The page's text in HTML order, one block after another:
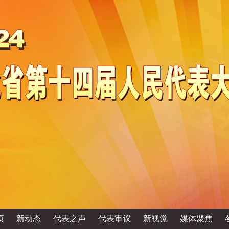
新动态 代表之声 代表审议 新视觉 媒体聚焦